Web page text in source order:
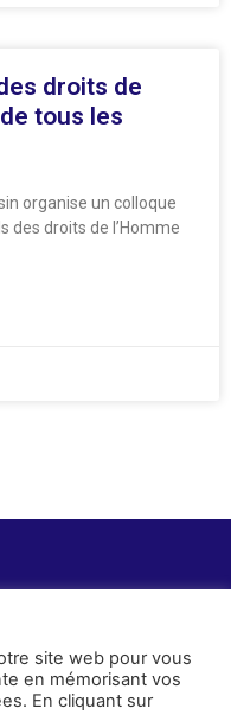
droits de
tous les
organise un colloque
des droits de l’Homme
site web pour vous
en mémorisant vos
En cliquant sur